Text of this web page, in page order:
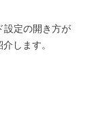
設定の開き方が
します。